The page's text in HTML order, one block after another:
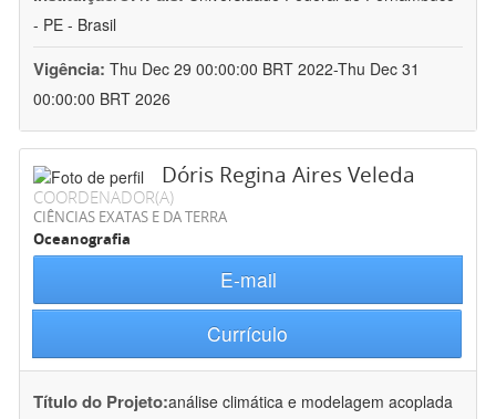
- PE - Brasil
Vigência: Thu Dec 29 00:00:00 BRT 2022-Thu Dec 31
00:00:00 BRT 2026
Dóris Regina Aires Veleda
COORDENADOR(A)
CIÊNCIAS EXATAS E DA TERRA
Oceanografia
E-mail
Currículo
Título do Projeto:análise climática e modelagem acoplada